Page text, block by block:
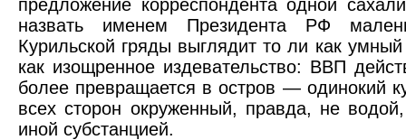
предложение корреспондента одной
назвать именем Президента РФ
Курильской гряды выглядит то ли как
как изощренное издевательство: ВВП
более превращается в остров — одинокий
всех сторон окруженный, правда, не
иной субстанцией.